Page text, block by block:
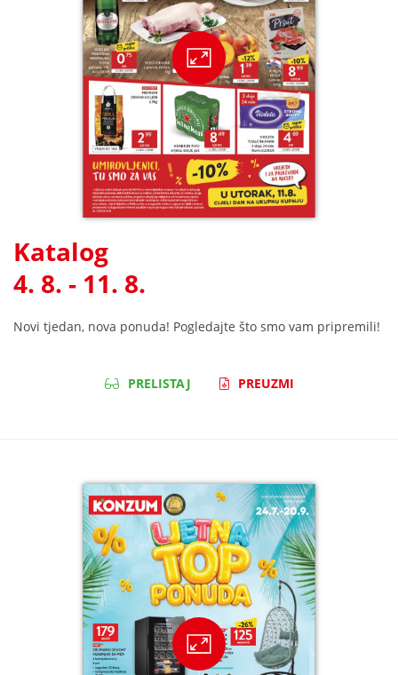
Katalog
4. 8. - 11. 8.
Novi tjedan, nova ponuda! Pogledajte što smo vam pripremili!
PRELISTAJ PREUZMI